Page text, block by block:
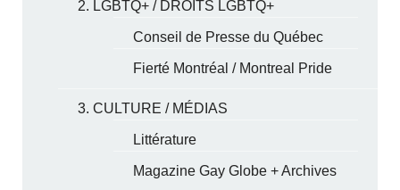
2. LGBTQ+ / DROITS LGBTQ+
Conseil de Presse du Québec
Fierté Montréal / Montreal Pride
3. CULTURE / MÉDIAS
Littérature
Magazine Gay Globe + Archives